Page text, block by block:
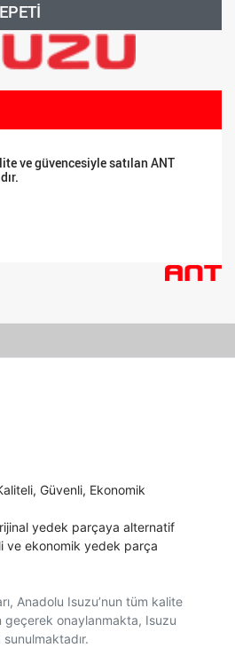
ve güvencesiyle satılan ANT
Güvenli, Ekonomik
yedek parçaya alternatif
ve ekonomik yedek parça
Anadolu Isuzu’nun tüm kalite
geçerek onaylanmakta, Isuzu